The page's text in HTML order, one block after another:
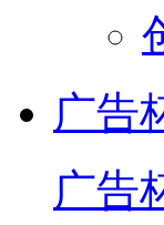
广告
广告